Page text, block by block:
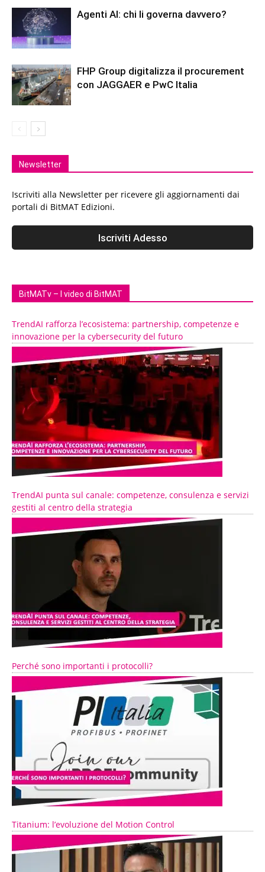
Agenti AI: chi li governa davvero?
FHP Group digitalizza il procurement
con JAGGAER e PwC Italia
Newsletter
Iscriviti alla Newsletter per ricevere gli aggiornamenti dai
portali di BitMAT Edizioni.
BitMATv – I video di BitMAT
TrendAI rafforza l’ecosistema: partnership, competenze e
innovazione per la cybersecurity del futuro
TrendAI punta sul canale: competenze, consulenza e servizi
gestiti al centro della strategia
Perché sono importanti i protocolli?
Titanium: l’evoluzione del Motion Control